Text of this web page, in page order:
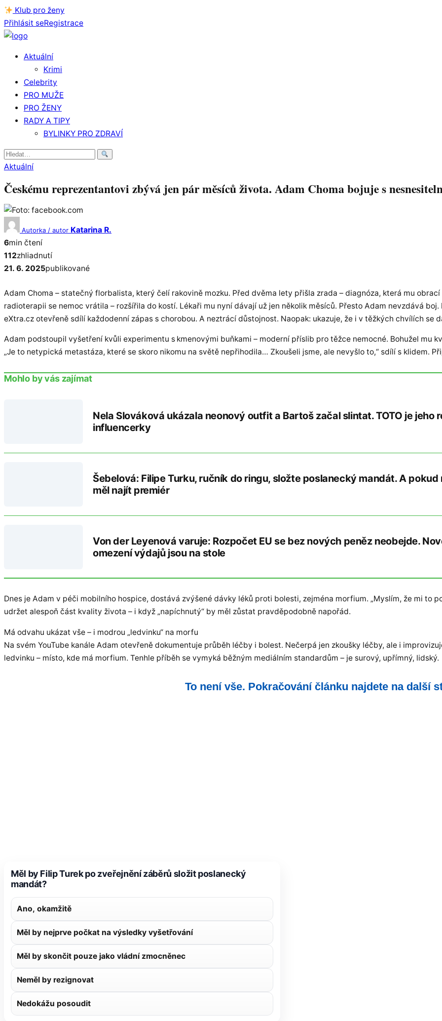
Klub pro ženy
Přihlásit seRegistrace
Aktuální
Krimi
Celebrity
PRO MUŽE
PRO ŽENY
RADY A TIPY
BYLINKY PRO ZDRAVÍ
Hledat:
Aktuální
Českému reprezentantovi zbývá jen pár měsíců života. Adam Choma bojuje s
Autorka / autor Katarina R.
6min čtení
112zhliadnutí
21. 6. 2025publikované
Adam Choma – statečný florbalista, který čelí rakovině mozku. Před dvěma lety přišla zrada – diagnóza, která mu
radioterapii se nemoc vrátila – rozšířila do kostí. Lékaři mu nyní dávají už jen několik měsíců. Přesto Adam nevzdává
eXtra.cz otevřeně sdílí každodenní zápas s chorobou. A neztrácí důstojnost. Naopak: ukazuje, že i v těžkých chvílích se
Adam podstoupil vyšetření kvůli experimentu s kmenovými buňkami – moderní příslib pro těžce nemocné. Bohužel mu
„Je to netypická metastáza, které se skoro nikomu na světě nepřihodila… Zkoušeli jsme, ale nevyšlo to,“ sdílí s klidem.
Mohlo by vás zajímat
Nela Slováková ukázala neonový outfit a Bartoš začal slintat. TOTO je jeho
influencerky
Šebelová: Filipe Turku, ručník do ringu, složte poslanecký mandát. A
měl najít premiér
Von der Leyenová varuje: Rozpočet EU se bez nových peněz neobejde.
omezení výdajů jsou na stole
Dnes je Adam v péči mobilního hospice, dostává zvýšené dávky léků proti bolesti, zejména morfium. „Myslím, že mi to
udržet alespoň část kvality života – i když „napíchnutý“ by měl zůstat pravděpodobně napořád.
Má odvahu ukázat vše – i modrou „ledvinku“ na morfu
Na svém YouTube kanále Adam otevřeně dokumentuje průběh léčby i bolest. Nečerpá jen zkoušky léčby, ale i
ledvinku – místo, kde má morfium. Tenhle příběh se vymyká běžným mediálním standardům – je surový, upřímný, lidský.
To není vše. Pokračování článku najdete na další
Měl by Filip Turek po zveřejnění záběrů složit poslanecký
mandát?
Ano, okamžitě
Měl by nejprve počkat na výsledky vyšetřování
Měl by skončit pouze jako vládní zmocněnec
Neměl by rezignovat
Nedokážu posoudit